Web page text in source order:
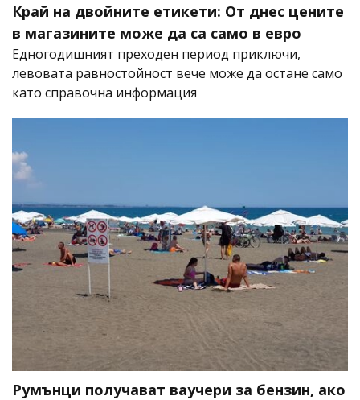
Край на двойните етикети: От днес цените
в магазините може да са само в евро
Едногодишният преходен период приключи,
левовата равностойност вече може да остане само
като справочна информация
Румънци получават ваучери за бензин, ако